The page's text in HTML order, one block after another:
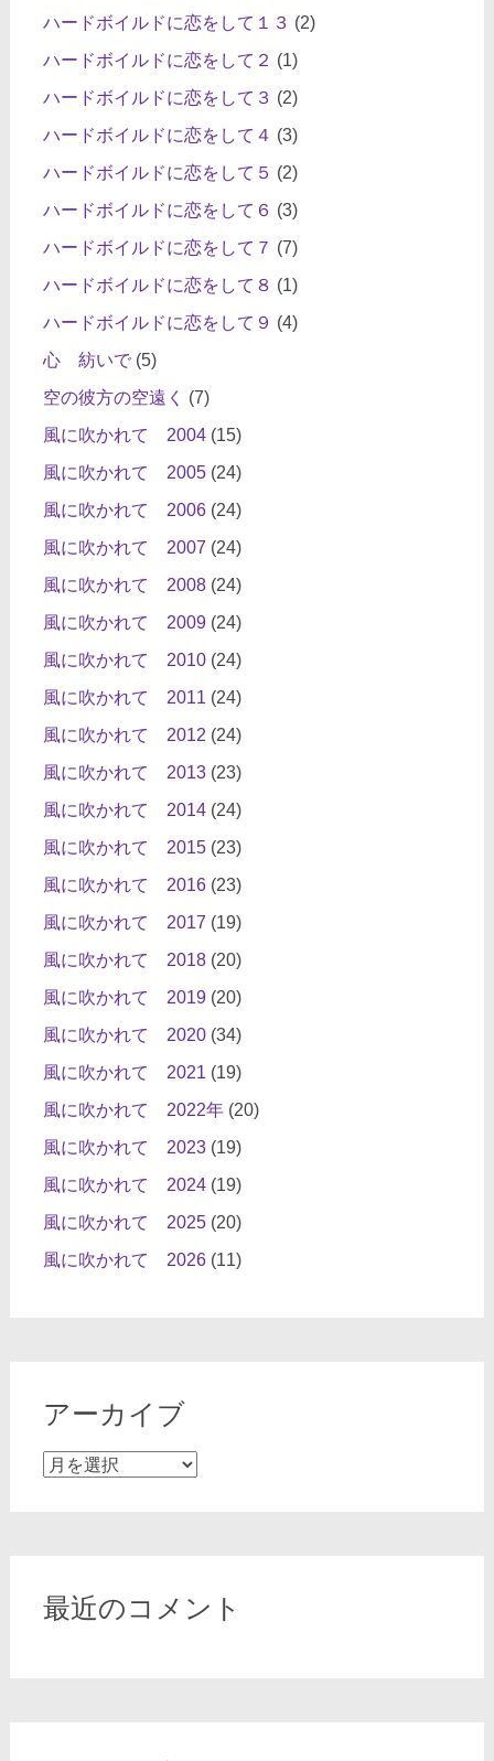
ハードボイルドに恋をして１３ (2)
ハードボイルドに恋をして２ (1)
ハードボイルドに恋をして３ (2)
ハードボイルドに恋をして４ (3)
ハードボイルドに恋をして５ (2)
ハードボイルドに恋をして６ (3)
ハードボイルドに恋をして７ (7)
ハードボイルドに恋をして８ (1)
ハードボイルドに恋をして９ (4)
心 紡いで(5)
空の彼方の空遠く
(7)
風に吹かれて 2004(15)
風に吹かれて 2005(24)
風に吹かれて 2006(24)
風に吹かれて 2007 (24)
風に吹かれて 2008(24)
風に吹かれて 2009(24)
風に吹かれて 2010(24)
風に吹かれて 2011 (24)
風に吹かれて 2012 (24)
風に吹かれて 2013(23)
風に吹かれて 2014(24)
風に吹かれて 2015(23)
風に吹かれて 2016(23)
風に吹かれて 2017 (19)
風に吹かれて 2018(20)
風に吹かれて 2019(20)
風に吹かれて 2020(34)
風に吹かれて 2021 (19)
風に吹かれて 2022年(20)
風に吹かれて 2023(19)
風に吹かれて 2024(19)
風に吹かれて 2025(20)
風に吹かれて 2026(11)
アーカイブ
ア
最近のコメント